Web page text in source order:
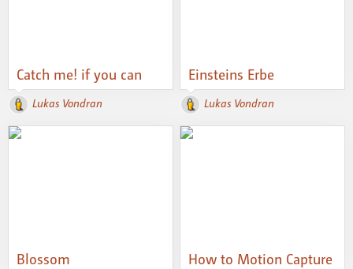
Catch me! if you can
Lukas Vondran
Einsteins Erbe
Lukas Vondran
Blossom How to Motion Capture